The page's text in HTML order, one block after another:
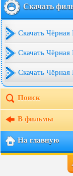
Скачать
Скачать
Скачать
Скачать
Поиск
В фильмы
На главную